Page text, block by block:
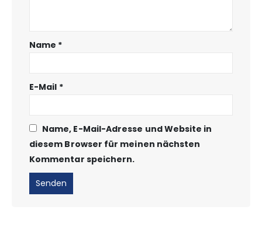
Name *
E-Mail *
Name, E-Mail-Adresse und Website in
diesem Browser für meinen nächsten
Kommentar speichern.